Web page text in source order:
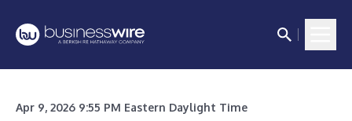
Apr 9, 2026 9:55 PM Eastern Daylight Time